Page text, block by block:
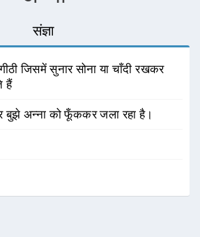
संज्ञा
जिसमें सुनार सोना या चाँदी रखकर
हैं
बुझे अन्ना को फूँककर जला रहा है।